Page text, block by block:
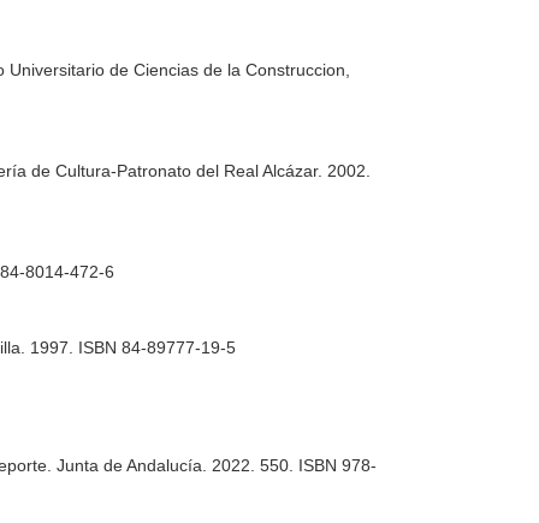
de Ciencias de la Construccion,
de Cultura-Patronato del Real Alcázar. 2002.
8014-472-6
1997. ISBN 84-89777-19-5
Junta de Andalucía. 2022. 550. ISBN 978-